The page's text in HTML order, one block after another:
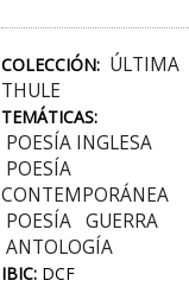
COLECCIÓN: ÚLTIMA
THULE
TEMÁTICAS:
POESÍA INGLESA
POESÍA
CONTEMPORÁNEA
POESÍA GUERRA
ANTOLOGÍA
IBIC: DCF